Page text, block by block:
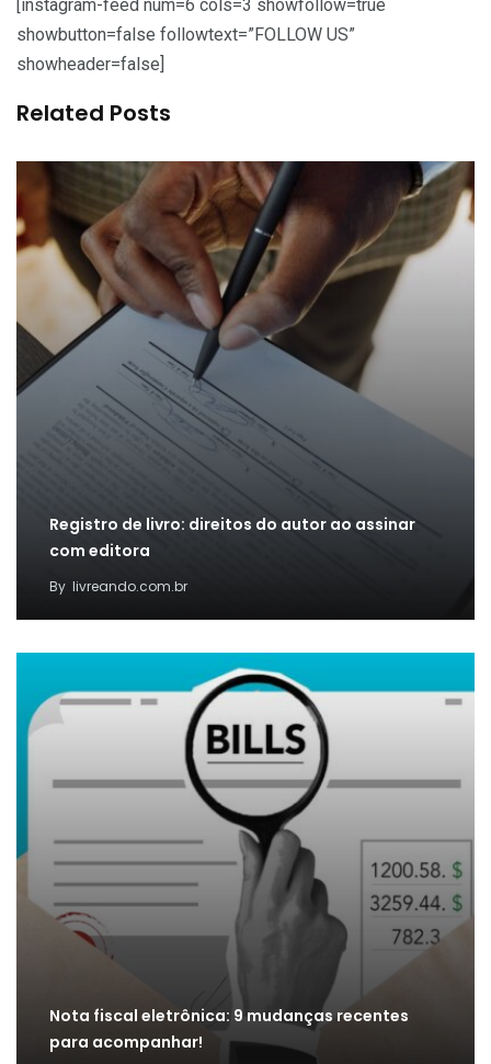
[instagram-feed num=6 cols=3 showfollow=true
showbutton=false followtext=”FOLLOW US”
showheader=false]
Related Posts
Registro de livro: direitos do autor ao assinar
com editora
By livreando.com.br
Nota fiscal eletrônica: 9 mudanças recentes
para acompanhar!